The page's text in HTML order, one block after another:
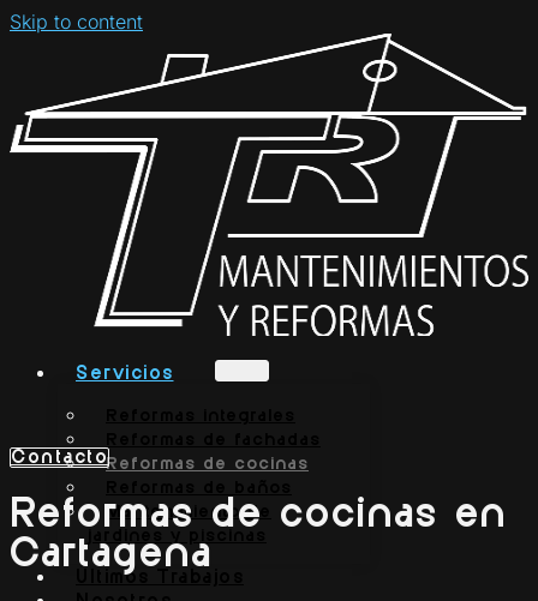
Skip to content
Servicios
Reformas de cocinas
Mantenimiento de
Últimos Trabajos
Contacto
Reformas de cocinas en
Cartagena